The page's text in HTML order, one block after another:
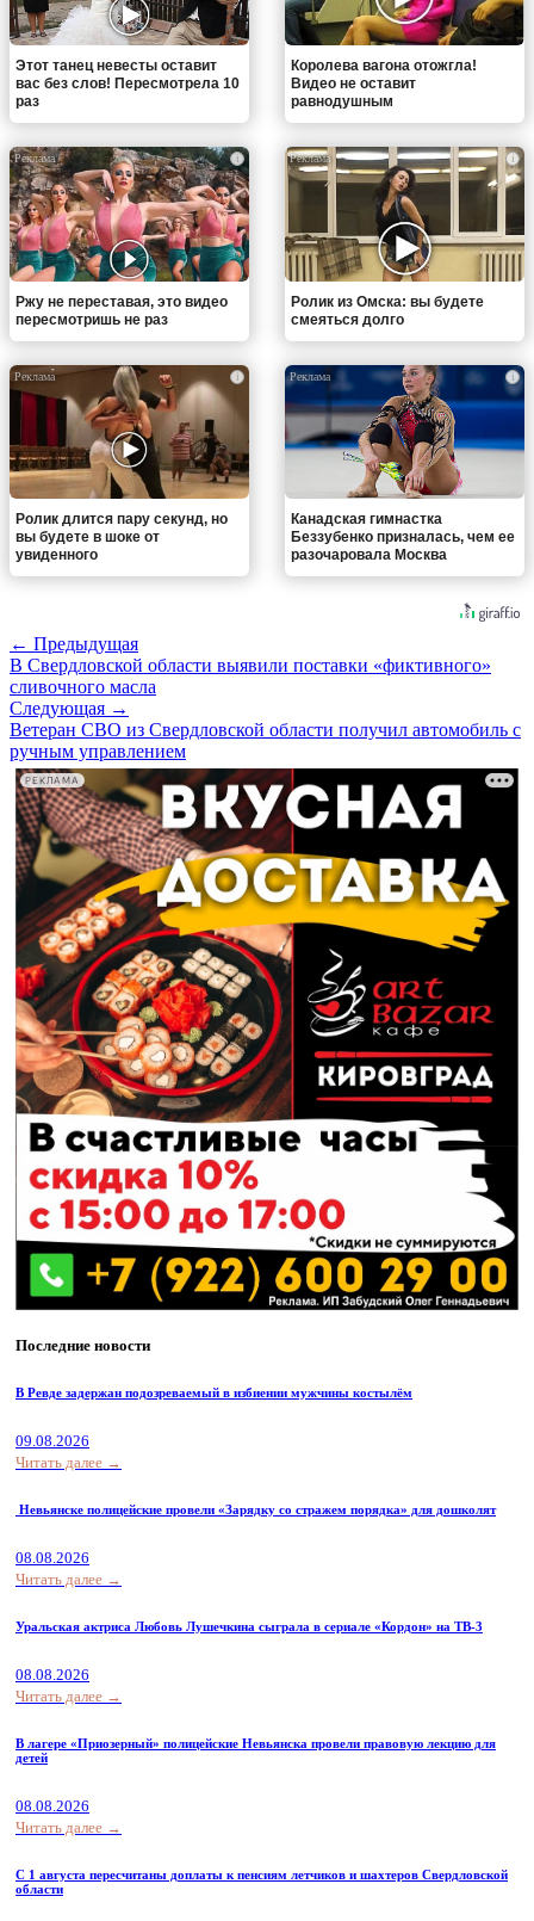
Этот танец невесты оставит
вас без слов! Пересмотрела 10
раз
Королева вагона отожгла!
Видео не оставит
равнодушным
i
Ржу не переставая, это видео
пересмотришь не раз
i
Ролик из Омска: вы будете
смеяться долго
i
Ролик длится пару секунд, но
вы будете в шоке от
увиденного
i
Канадская гимнастка
Беззубенко призналась, чем ее
разочаровала Москва
← Предыдущая
В Свердловской области выявили поставки «фиктивного»
сливочного масла
Следующая →
Ветеран СВО из Свердловской области получил автомобиль с
ручным управлением
РЕКЛАМА
Последние новости
В Ревде задержан подозреваемый в избиении мужчины костылём
09.08.2026
Читать далее →
Невьянске полицейские провели «Зарядку со стражем порядка» для дошколят
08.08.2026
Читать далее →
Уральская актриса Любовь Лушечкина сыграла в сериале «Кордон» на ТВ-3
08.08.2026
Читать далее →
В лагере «Приозерный» полицейские Невьянска провели правовую лекцию для
детей
08.08.2026
Читать далее →
С 1 августа пересчитаны доплаты к пенсиям летчиков и шахтеров Свердловской
области